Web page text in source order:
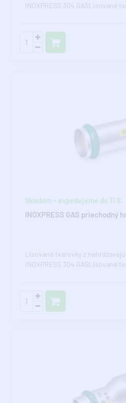
INOXPRESS 304 GASLisované
Skladom - expedujeme do 11.8.
INOXPRESS GAS priechodný
Lisované tvarovky z
INOXPRESS 304 GASLisované